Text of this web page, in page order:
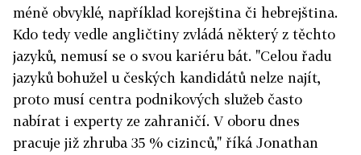
méně obvyklé, například korejština či hebrejština.
Kdo tedy vedle angličtiny zvládá některý z těchto
jazyků, nemusí se o svou kariéru bát. "Celou řadu
jazyků bohužel u českých kandidátů nelze najít,
proto musí centra podnikových služeb často
nabírat i experty ze zahraničí. V oboru dnes
pracuje již zhruba 35 % cizinců," říká Jonathan